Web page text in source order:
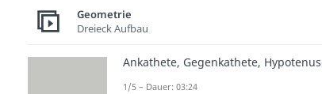
Geometrie
Dreieck Aufbau
Ankathete, Gegenkathete,
1/5 – Dauer: 03:24